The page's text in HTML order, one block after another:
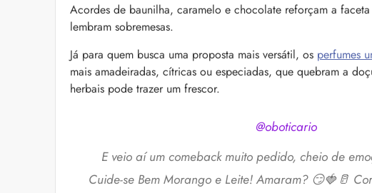
Acordes de baunilha, caramelo e chocolate reforçam a
lembram sobremesas.
Já para quem busca uma proposta mais versátil, os perfumes
mais amadeiradas, cítricas ou especiadas, que quebram a
herbais pode trazer um frescor.
@oboticario
E veio aí um comeback muito pedido, cheio de
Cuide-se Bem Morango e Leite! Amaram? 😏🍓🥛
Foliculite: o que é, como tratar e
la com essas dicas!